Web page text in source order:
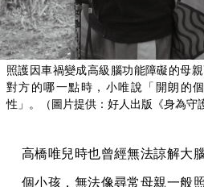
照護因車禍變成高級腦功能障礙的母
對方的哪一點時，小唯說「開朗的
性」。（圖片提供：好人出版《身為守
高橋唯兒時也曾經無法諒解大
個小孩，無法像尋常母親一般